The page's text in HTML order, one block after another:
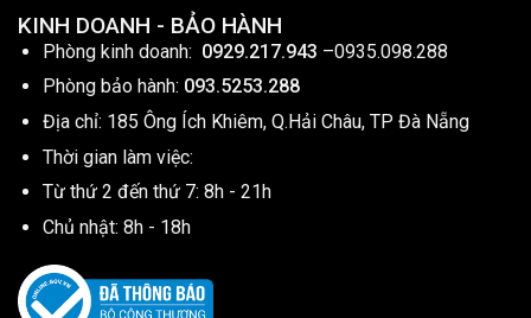
KINH DOANH - BẢO HÀNH
Phòng kinh doanh: 0929.217.943 –0935.098.288
Phòng bảo hành: 093.5253.288
Địa chỉ: 185 Ông Ích Khiêm, Q.Hải Châu, TP Đà Nẵng
Thời gian làm việc:
Từ thứ 2 đến thứ 7: 8h - 21h
Chủ nhật: 8h - 18h